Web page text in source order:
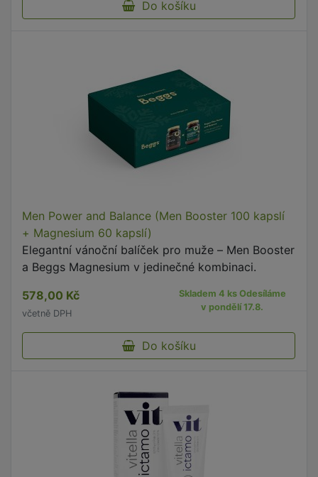
Do košíku
Men Power and Balance (Men Booster 100 kapslí
+ Magnesium 60 kapslí)
Elegantní vánoční balíček pro muže – Men Booster
a Beggs Magnesium v jedinečné kombinaci.
578,00 Kč
včetně DPH
Skladem 4 ks Odesíláme
v pondělí 17.8.
Do košíku